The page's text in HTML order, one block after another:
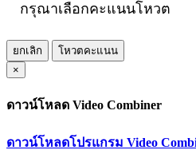
กรุณาเลือกคะแนนโหวต
ยกเลิก
โหวตคะแนน
×
ดาวน์โหลด Video Combiner
ดาวน์โหลดโปรแกรม Video